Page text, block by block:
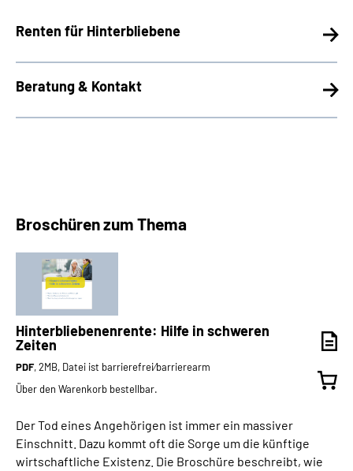
Renten für Hinterbliebene
Beratung & Kontakt
Broschüren zum Thema
Hinterbliebenenrente: Hilfe in schweren
Zeiten
PDF, 2MB, Datei ist barrierefrei⁄barrierearm
Über den Warenkorb bestellbar.
Der Tod eines Angehörigen ist immer ein massiver
Einschnitt. Dazu kommt oft die Sorge um die künftige
wirtschaftliche Existenz. Die Broschüre beschreibt, wie